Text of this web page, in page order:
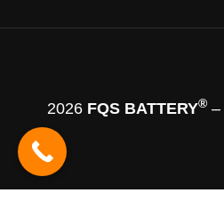
2026 FQS BATTERY®–